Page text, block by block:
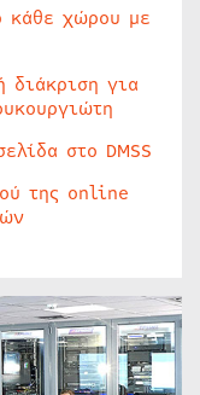
κάθε χώρου με
για
στο DMSS
της online